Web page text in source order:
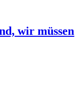
wir müssen